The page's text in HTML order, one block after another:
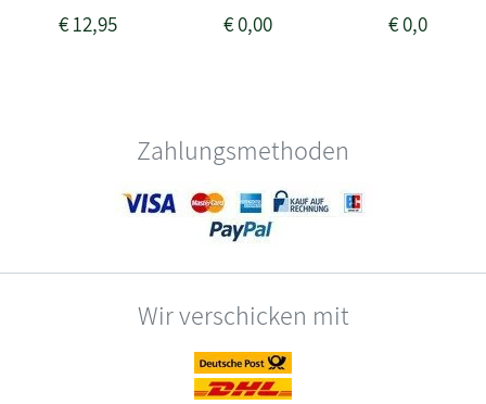
€12,95 €0,00 €0,00
Zahlungsmethoden
Wir verschicken mit